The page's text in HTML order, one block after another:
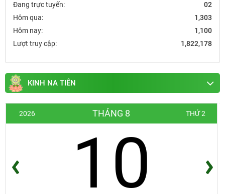
Đang trực tuyến:
02
Hôm qua:
1,303
Hôm nay:
1,100
Lượt truy cập:
1,822,178
KINH NA TIÊN
2026 THÁNG 8 THỨ 2
10